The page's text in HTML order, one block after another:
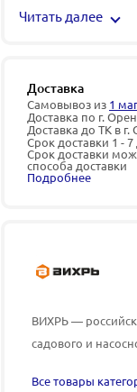
Читать далее
Доставка
Самовывоз из 1
Доставка по г.
Доставка до ТК в г.
Срок доставки 1 - 7
Срок доставки
способа доставки
Подробнее
ВИХРЬ —
садового и
Все товары